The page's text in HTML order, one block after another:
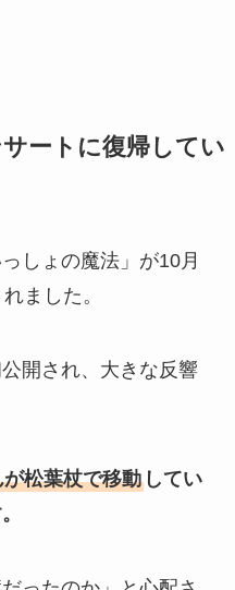
ートに復帰してい
しょの魔法」が10月
ました。
開され、大きな反響
松葉杖で移動してい